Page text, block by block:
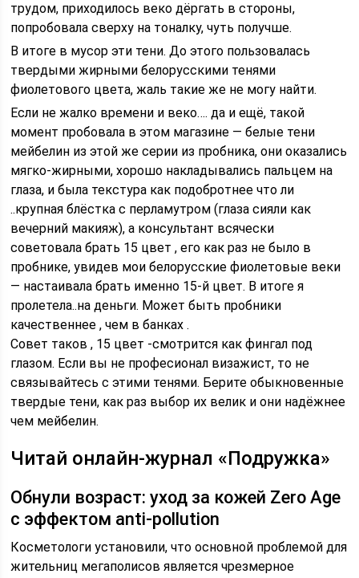
трудом, приходилось веко дёргать в стороны,
попробовала сверху на тоналку, чуть получше.
В итоге в мусор эти тени. До этого пользовалась
твердыми жирными белорусскими тенями
фиолетового цвета, жаль такие же не могу найти.
Если не жалко времени и веко…. да и ещё, такой
момент пробовала в этом магазине — белые тени
мейбелин из этой же серии из пробника, они оказались
мягко-жирными, хорошо накладывались пальцем на
глаза, и была текстура как подобротнее что ли
..крупная блёстка с перламутром (глаза сияли как
вечерний макияж), а консультант всячески
советовала брать 15 цвет , его как раз не было в
пробнике, увидев мои белорусские фиолетовые веки
— настаивала брать именно 15-й цвет. В итоге я
пролетела..на деньги. Может быть пробники
качественнее , чем в банках .
Совет таков , 15 цвет -смотрится как фингал под
глазом. Если вы не професионал визажист, то не
связывайтесь с этими тенями. Берите обыкновенные
твердые тени, как раз выбор их велик и они надёжнее
чем мейбелин.
Читай онлайн-журнал «Подружка»
Обнули возраст: уход за кожей Zero Age
с эффектом anti-pollution
Косметологи установили, что основной проблемой для
жительниц мегаполисов является чрезмерное